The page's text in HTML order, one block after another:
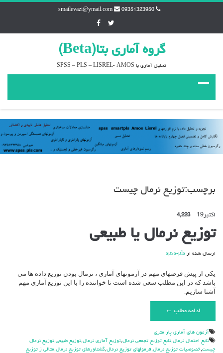
09351323950
smailevazi@ymail.com
گروه آماري بتا(Beta)
تحليل آماري با SPSS – PLS – LISREL- AMOS
برچسب:توزيع نرمال چيست
اکتبر19
4,223
توزیع نرمال یا طبیعی
ارسال شده از spss-pls
یکی از پیش فرضهای مهم در آزمونهای آماری ، نرمال بودن توزیع داده ها می
باشد که در این مطلب سعی شده است تا خواننده را با این توزیع آماری مهم
آشنا سازیم.
ادامه مطلب ←
آزمون هاي آماري پارامتري
تابع احتمال نرمال,تابع توزيع تجمعي نرمال,توزيع آماري نرمال,توزيع طبيعي,توزيع نرمال
چيست,خصوصيات توزيع نرمال,فرمولهاي توزيع نرمال,گشتاورهاي توزيع نرمال,مثالي ز توزيع